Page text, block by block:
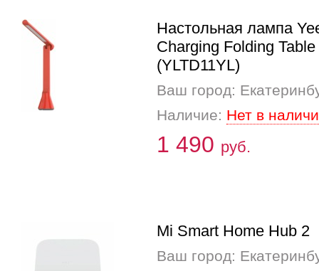
Настольная лампа
Charging Folding
(YLTD11YL)
Ваш город:
Наличие: Нет в
1 490 руб.
Mi Smart Home Hub 2
Ваш город: